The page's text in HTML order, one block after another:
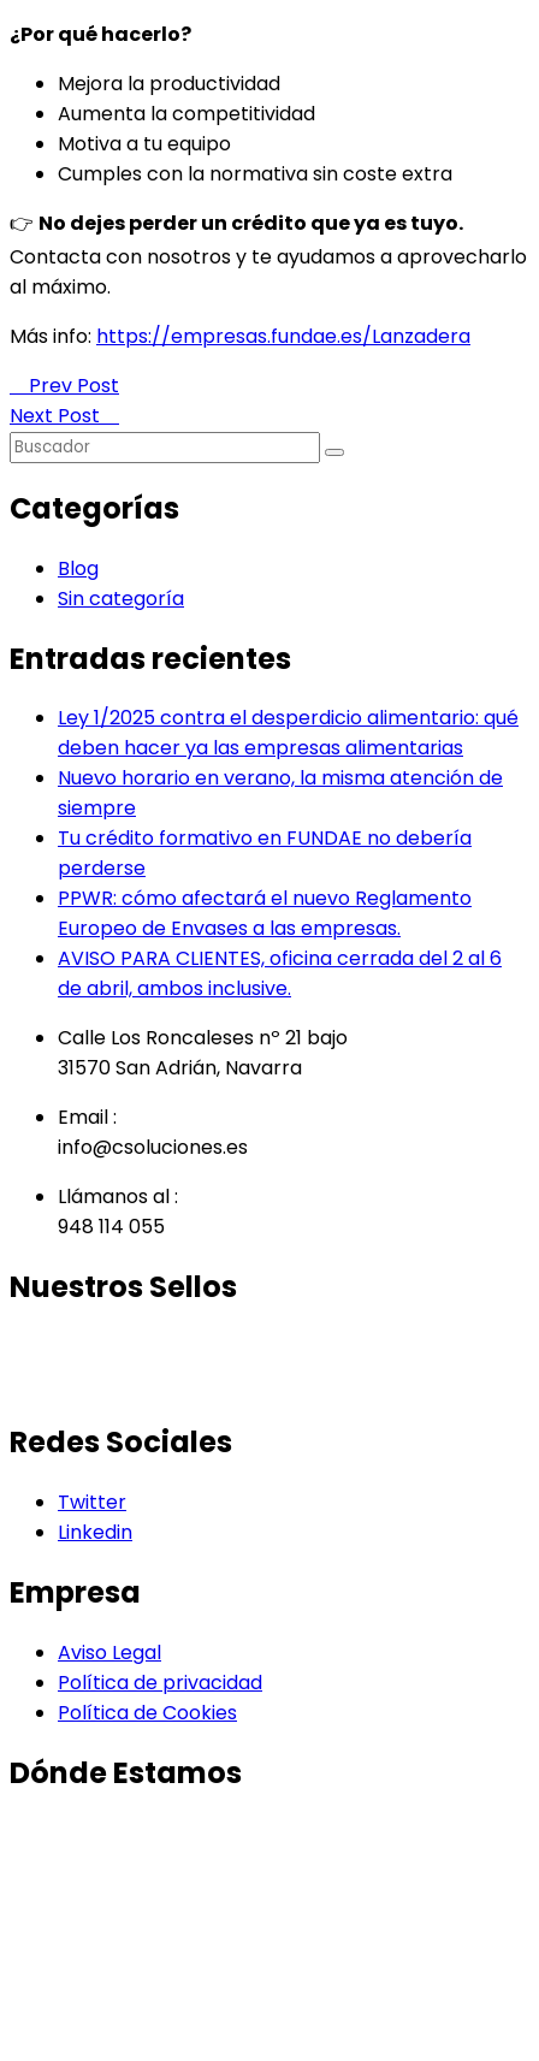
¿Por qué hacerlo?
Mejora la productividad
Aumenta la competitividad
Motiva a tu equipo
Cumples con la normativa sin coste extra
👉 No dejes perder un crédito que ya es tuyo.
Contacta con nosotros y te ayudamos a aprovecharlo
al máximo.
Más info: https://empresas.fundae.es/Lanzadera
Prev Post
Next Post
Categorías
Blog
Sin categoría
Entradas recientes
Ley 1/2025 contra el desperdicio alimentario: qué
deben hacer ya las empresas alimentarias
Nuevo horario en verano, la misma atención de
siempre
Tu crédito formativo en FUNDAE no debería
perderse
PPWR: cómo afectará el nuevo Reglamento
Europeo de Envases a las empresas.
AVISO PARA CLIENTES, oficina cerrada del 2 al 6
de abril, ambos inclusive.
Calle Los Roncaleses nº 21 bajo
31570 San Adrián, Navarra
Email :
info@csoluciones.es
Llámanos al :
948 114 055
Nuestros Sellos
Redes Sociales
Twitter
Linkedin
Empresa
Aviso Legal
Política de privacidad
Política de Cookies
Dónde Estamos